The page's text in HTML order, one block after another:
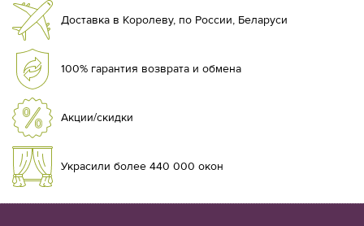
Доставка в Королеву, по России, Беларуси
100% гарантия возврата и обмена
Акции/скидки
Украсили более 440 000 окон